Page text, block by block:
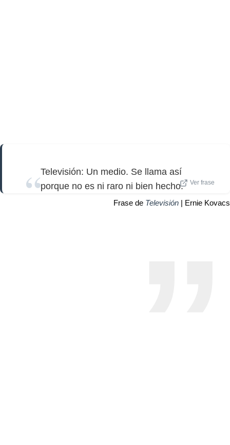
Televisión: Un medio. Se llama así
porque no es ni raro ni bien hecho.
Ver frase
Frase de Televisión | Ernie Kovacs